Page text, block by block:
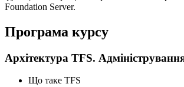
Foundation Server.
Програма курсу
Архітектура TFS.
Що таке TFS